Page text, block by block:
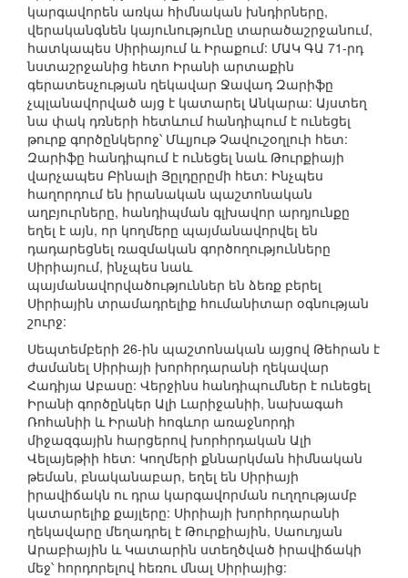
կարգավորեն առկա հիմնական խնդիրները,
վերականգնեն կայունությունը տարածաշրջանում,
հատկապես Սիրիայում և Իրաքում: ՄԱԿ ԳԱ 71-րդ
նստաշրջանից հետո Իրանի արտաքին
գերատեսչության ղեկավար Ջավադ Զարիֆը
չպլանավորված այց է կատարել Անկարա: Այստեղ
նա փակ դռների հետևում հանդիպում է ունեցել
թուրք գործընկերոջ՝ Մևլյութ Չավուշօղլուի հետ:
Զարիֆը հանդիպում է ունեցել նաև Թուրքիայի
վարչապես Բինալի Յըլդըրըմի հետ: Ինչպես
հաղորդում են իրանական պաշտոնական
աղբյուրները, հանդիպման գլխավոր արդյունքը
եղել է այն, որ կողմերը պայմանավորվել են
դադարեցնել ռազմական գործողությունները
Սիրիայում, ինչպես նաև
պայմանավորվածություններ են ձեռք բերել
Սիրիային տրամադրելիք հումանիտար օգնության
շուրջ:
Սեպտեմբերի 26-ին պաշտոնական այցով Թեհրան է
ժամանել Սիրիայի խորհրդարանի ղեկավար
Հադիյա Աբասը: Վերջինս հանդիպումներ է ունեցել
Իրանի գործընկեր Ալի Լարիջանիի, նախագահ
Ռոհանիի և Իրանի հոգևոր առաջնորդի
միջազգային հարցերով խորհրդական Ալի
Վելայեթիի հետ: Կողմերի քննարկման հիմնական
թեման, բնականաբար, եղել են Սիրիայի
իրավիճակն ու դրա կարգավորման ուղղությամբ
կատարելիք քայլերը: Սիրիայի խորհրդարանի
ղեկավարը մեղադրել է Թուրքիային, Սաուդյան
Արաբիային և Կատարին ստեղծված իրավիճակի
մեջ՝ հորդորելով հեռու մնալ Սիրիայից: